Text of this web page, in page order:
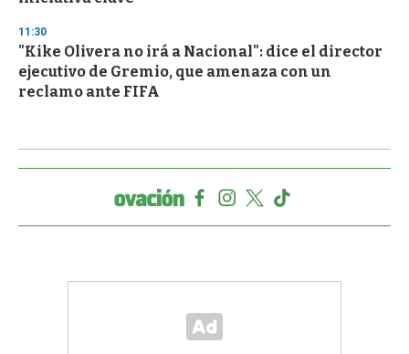
11:30
"Kike Olivera no irá a Nacional": dice el director
ejecutivo de Gremio, que amenaza con un
reclamo ante FIFA